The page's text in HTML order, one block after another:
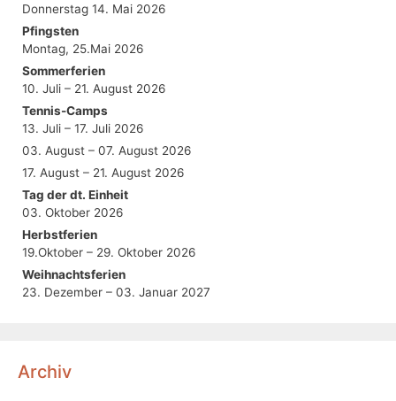
Donnerstag 14. Mai 2026
Pfingsten
Montag, 25.Mai 2026
Sommerferien
10. Juli – 21. August 2026
Tennis-Camps
13. Juli – 17. Juli 2026
03. August – 07. August 2026
17. August – 21. August 2026
Tag der dt. Einheit
03. Oktober 2026
Herbstferien
19.Oktober – 29. Oktober 2026
Weihnachtsferien
23. Dezember – 03. Januar 2027
Archiv